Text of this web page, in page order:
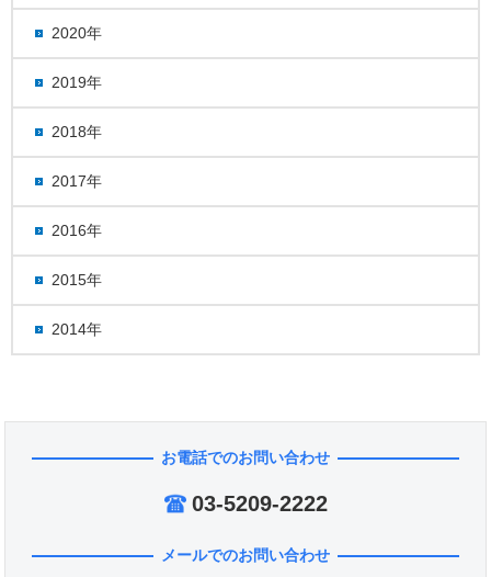
2020年
2019年
2018年
2017年
2016年
2015年
2014年
お電話でのお問い合わせ
03-5209-2222
メールでのお問い合わせ